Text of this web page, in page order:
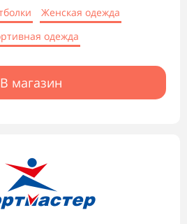
Женская одежда
одежда
В магазин